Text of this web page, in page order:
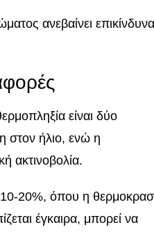
ανεβαίνει επικίνδυνα
είναι δύο
στον ήλιο, ενώ η
ακτινοβολία.
10-20%, όπου η
έγκαιρα, μπορεί να